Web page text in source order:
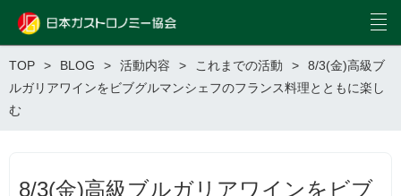
TOP BLOG 活動内容 これまでの活動
8/3(金)高級ブ
ルガリアワインをビブグルマンシェフのフランス料理とともに楽し
む
8/3(金)高級ブルガリアワインをビブ